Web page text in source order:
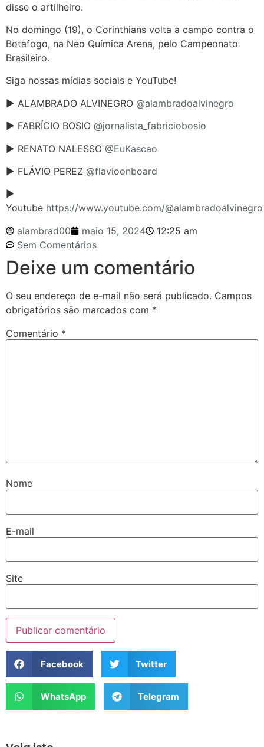
disse o artilheiro.
No domingo (19), o Corinthians volta a campo contra o
Botafogo, na Neo Química Arena, pelo Campeonato
Brasileiro.
Siga nossas mídias sociais e YouTube!
► ALAMBRADO ALVINEGRO @alambradoalvinegro
► FABRÍCIO BOSIO @jornalista_fabriciobosio
► RENATO NALESSO @EuKascao
► FLÁVIO PEREZ @flavioonboard
►
Youtube https://www.youtube.com/@alambradoalvinegro
alambrad00
maio 15, 2024
12:25 am
Sem Comentários
Deixe um comentário
O seu endereço de e-mail não será publicado. Campos
obrigatórios são marcados com *
Comentário *
Nome
E-mail
Site
Facebook Twitter
WhatsApp Telegram